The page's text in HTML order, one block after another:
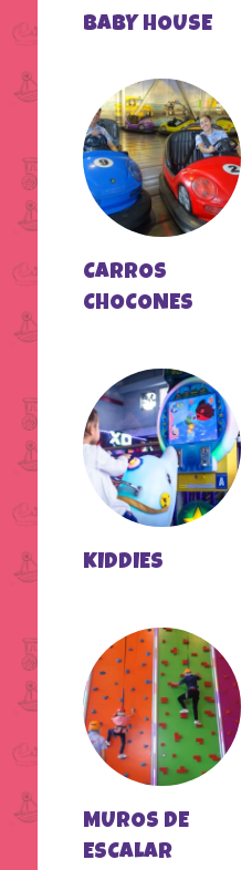
BABY HOUSE
CARROS
CHOCONES
KIDDIES
MUROS DE
ESCALAR